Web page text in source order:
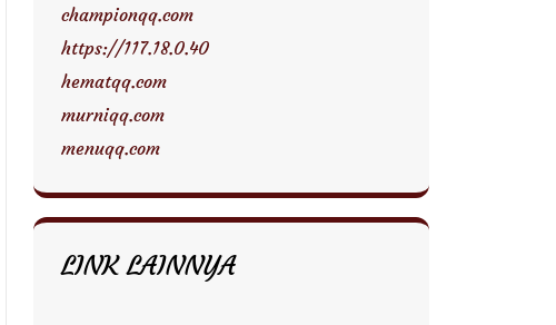
championqq.com
https://117.18.0.40
hematqq.com
murniqq.com
menuqq.com
LINK LAINNYA